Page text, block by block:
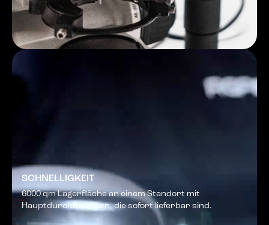
SCHNELLIGKEIT
6000 qm Lagerfläche an einem Standort mit
Hauptdurchmessern, die sofort lieferbar sind.